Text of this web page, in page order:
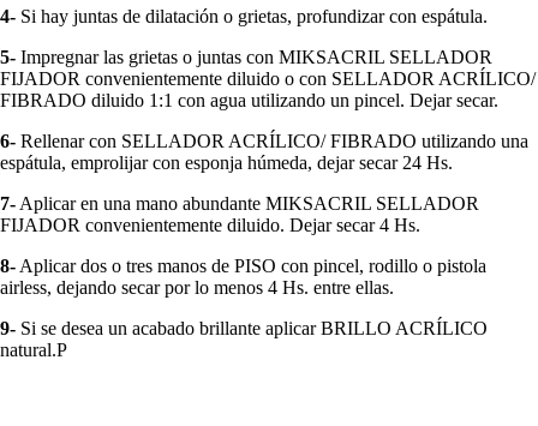
4- Si hay juntas de dilatación o grietas, profundizar con espátula.
5- Impregnar las grietas o juntas con MIKSACRIL SELLADOR
FIJADOR convenientemente diluido o con SELLADOR ACRÍLICO/
FIBRADO diluido 1:1 con agua utilizando un pincel. Dejar secar.
6- Rellenar con SELLADOR ACRÍLICO/ FIBRADO utilizando una
espátula, emprolijar con esponja húmeda, dejar secar 24 Hs.
7-Aplicar en una mano abundante MIKSACRIL SELLADOR
FIJADOR convenientemente diluido. Dejar secar 4 Hs.
8-Aplicar dos o tres manos de PISO con pincel, rodillo o pistola
airless, dejando secar por lo menos 4 Hs. entre ellas.
9- Si se desea un acabado brillante aplicar BRILLO ACRÍLICO
natural.P